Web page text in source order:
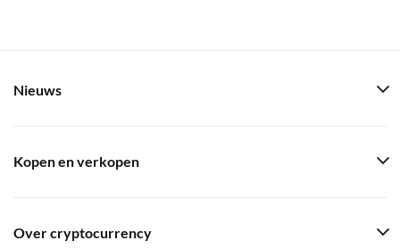
Nieuws
Kopen en verkopen
Over cryptocurrency